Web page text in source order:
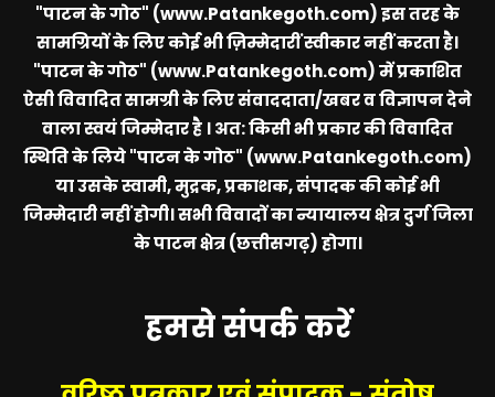
"पाटन के गोठ" (www.Patankegoth.com)इस तरह के
सामग्रियों के लिए कोई भी ज़िम्मेदारीं स्वीकार नहीं करता है।
"पाटन के गोठ" (www.Patankegoth.com)में प्रकाशित
ऐसी विवादित सामग्री के लिए संवाददाता/खबर व विज्ञापन देने
वाला स्वयं जिम्मेदार है । अत: किसी भी प्रकार की विवादित
स्थिति के लिये"पाटन के गोठ" (www.Patankegoth.com)
या उसके स्वामी, मुद्रक, प्रकाशक, संपादक की कोई भी
जिम्मेदारी नहीं होगी। सभी विवादों का न्यायालय क्षेत्र दुर्ग जिला
के पाटन क्षेत्र (छत्तीसगढ़) होगा।
हमसे संपर्क करें